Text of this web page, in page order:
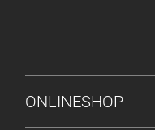
FUSSZEILENMENÜ
ONLINESHOP